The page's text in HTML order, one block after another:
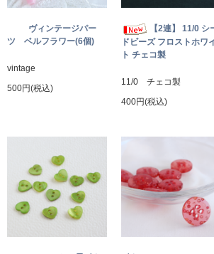
ヴィンテージパー
ツ ベルフラワー(6個)
vintage
500円(税込)
【2連】 11/0 シ
ドビーズ フロストホワ
ト チェコ製
11/0 チェコ製
400円(税込)